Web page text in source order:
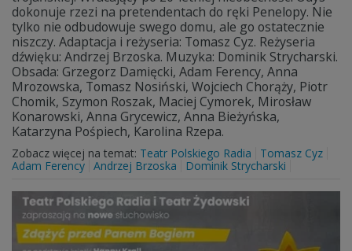
dokonuje rzezi na pretendentach do ręki Penelopy. Nie
tylko nie odbudowuje swego domu, ale go ostatecznie
niszczy. Adaptacja i reżyseria: Tomasz Cyz. Reżyseria
dźwięku: Andrzej Brzoska. Muzyka: Dominik Strycharski.
Obsada: Grzegorz Damięcki, Adam Ferency, Anna
Mrozowska, Tomasz Nosiński, Wojciech Chorąży, Piotr
Chomik, Szymon Roszak, Maciej Cymorek, Mirosław
Konarowski, Anna Grycewicz, Anna Bieżyńska,
Katarzyna Pośpiech, Karolina Rzepa.
Zobacz więcej na temat: Teatr Polskiego Radia
Tomasz Cyz
Adam Ferency Andrzej Brzoska Dominik Strycharski